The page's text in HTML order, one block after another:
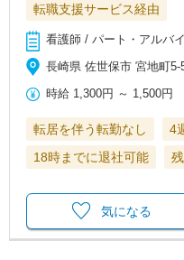
転職支援サービス経由
看護師 / パート・アルバ
長崎県 佐世保市 宮地町5-
時給 1,300円 ～ 1,500円
転居を伴う転勤なし 4
18時までに退社可能
気になる